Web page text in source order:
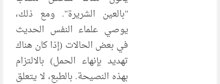
"بالعين الشريرة". ومع ذلك،
يوصي علماء النفس الحديث
في بعض الحالات (إذا كان هناك
تهديد بإنهاء الحمل) بالالتزام
بهذه النصيحة. بالطبع، لا يتعلق